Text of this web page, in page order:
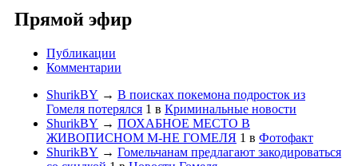
Прямой эфир
Публикации
Комментарии
ShurikBY → В поисках покемона подросток из
Гомеля потерялся 1 в Криминальные новости
ShurikBY → ПОХАБНОЕ МЕСТО В
ЖИВОПИСНОМ М-НЕ ГОМЕЛЯ 1 в Фотофакт
ShurikBY → Гомельчанам предлагают закодироваться